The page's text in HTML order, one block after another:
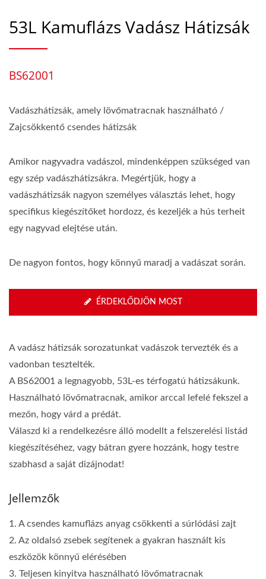
53L Kamuflázs Vadász Hátizsák
BS62001
Vadászhátizsák, amely lövőmatracnak használható /
Zajcsökkentő csendes hátizsák
Amikor nagyvadra vadászol, mindenképpen szükséged van
egy szép vadászhátizsákra. Megértjük, hogy a
vadászhátizsák nagyon személyes választás lehet, hogy
specifikus kiegészítőket hordozz, és kezeljék a hús terheit
egy nagyvad elejtése után.
De nagyon fontos, hogy könnyű maradj a vadászat során.
ÉRDEKLŐDJÖN MOST
A vadász hátizsák sorozatunkat vadászok tervezték és a
vadonban tesztelték.
A BS62001 a legnagyobb, 53L-es térfogatú hátizsákunk.
Használható lövőmatracnak, amikor arccal lefelé fekszel a
mezőn, hogy várd a prédát.
Válaszd ki a rendelkezésre álló modellt a felszerelési listád
kiegészítéséhez, vagy bátran gyere hozzánk, hogy testre
szabhasd a saját dizájnodat!
Jellemzők
1. A csendes kamuflázs anyag csökkenti a súrlódási zajt
2. Az oldalsó zsebek segítenek a gyakran használt kis
eszközök könnyű elérésében
3. Teljesen kinyitva használható lövőmatracnak